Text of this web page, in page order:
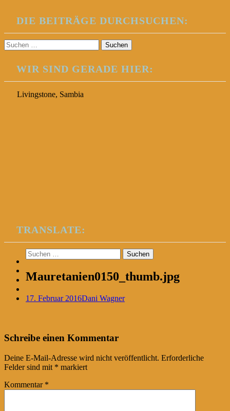
DIE BEITRÄGE DURCHSUCHEN:
Suchen
nach:
WIR SIND GERADE HIER:
Livingstone, Sambia
TRANSLATE:
Suchen
nach:
Mauretanien0150_thumb.jpg
17. Februar 2016Dani Wagner
Post
navigation
←
Schreibe einen Kommentar
Deine E-Mail-Adresse wird nicht veröffentlicht. Erforderliche
Felder sind mit * markiert
Kommentar *